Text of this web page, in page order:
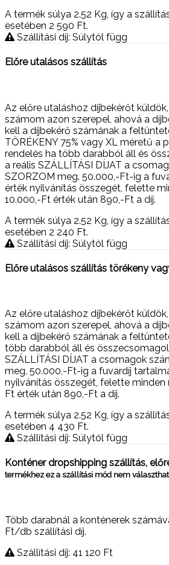
A termék súlya 2.52 Kg, így a
esetében 2 590 Ft.
Szállítási díj: Súlytól függ
Előre utalásos szállítás
Az előre utaláshoz díjbekérőt
számom azon szerepel, ahová a
kell a díjbekérő számának a
TÖRÉKENY 75% vagy XL méretű a
rendelés ha több darabból áll és
a reális SZÁLLÍTÁSI DÍJAT a
SZORZOM meg. 50.000,-Ft-ig a
érték nyilvánítás összegét, felette
10.000,-Ft érték után 890,-Ft a díj.
A termék súlya 2.52 Kg , így a
esetében 2 240 Ft.
Szállítási díj: Súlytól függ
Előre utalásos szállítás törékeny
Az előre utaláshoz díjbekérőt
számom azon szerepel, ahová a
kell a díjbekérő számának a
több darabból áll és
SZÁLLÍTÁSI DÍJAT a csomagok
meg. 50.000,-Ft-ig a fuvardíj
nyilvánítás összegét, felette
Ft érték után 890,-Ft a díj.
A termék súlya 2.52 Kg, így a
esetében 4 430 Ft.
Szállítási díj: Súlytól függ
Konténer dropshipping szállítás,
termékhez ez a szállítási mód nem
Több darabnál a konténerek
Ft/db szállítási díj.
Szállítási díj: 41 120 Ft